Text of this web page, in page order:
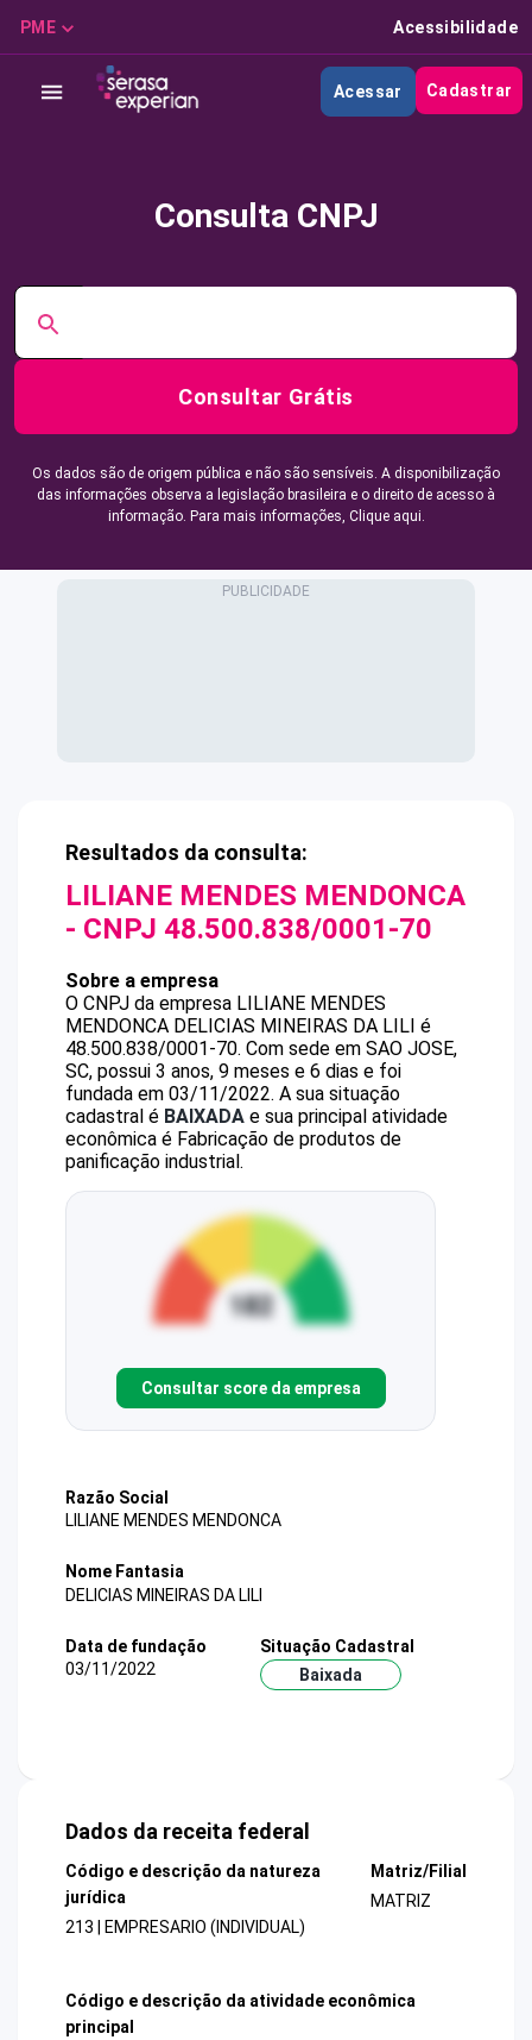
PME Acessibilidade
Acessar Cadastrar
Consulta CNPJ
Consultar Grátis
Os dados são de origem pública e não são sensíveis. A disponibilização
das informações observa a legislação brasileira e o direito de acesso à
informação. Para mais informações, Clique aqui.
Resultados da consulta:
LILIANE MENDES MENDONCA
- CNPJ 48.500.838/0001-70
Sobre a empresa
O CNPJ da empresa LILIANE MENDES
MENDONCA DELICIAS MINEIRAS DA LILI é
48.500.838/0001-70. Com sede em SAO JOSE,
SC, possui 3 anos, 9 meses e 6 dias e foi
fundada em 03/11/2022. A sua situação
cadastral é BAIXADA e sua principal atividade
econômica é Fabricação de produtos de
panificação industrial.
Consultar score da empresa
Razão Social
LILIANE MENDES MENDONCA
Nome Fantasia
DELICIAS MINEIRAS DA LILI
Data de fundação
03/11/2022
Situação Cadastral
Baixada
Dados da receita federal
Código e descrição da natureza
jurídica
213 | EMPRESARIO (INDIVIDUAL)
Matriz/Filial
MATRIZ
Código e descrição da atividade econômica
principal